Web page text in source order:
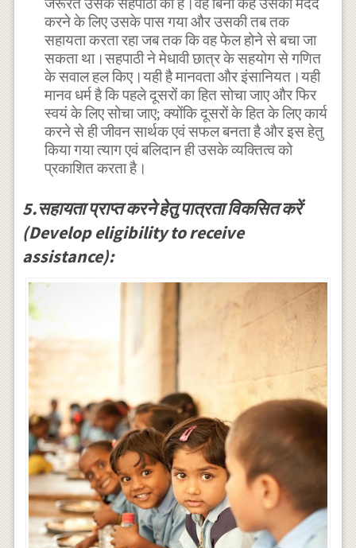
करने के लिए उसके पास गया और उसकी तब तक
सहायता करता रहा जब तक कि वह फेल होने से बचा जा
सकता था।सहपाठी ने मेधावी छात्र के सहयोग से गणित
के सवाल हल किए।यही है मानवता और इंसानियत।यही
मानव धर्म है कि पहले दूसरों का हित सोचा जाए और फिर
स्वयं के लिए सोचा जाए; क्योंकि दूसरों के हित के लिए कार्य
करने से ही जीवन सार्थक एवं सफल बनता है और इस हेतु
किया गया त्याग एवं बलिदान ही उसके व्यक्तित्व को
प्रकाशित करता है।
5.सहायता प्राप्त करने हेतु पात्रता विकसित करें
(Develop eligibility to receive
assistance):